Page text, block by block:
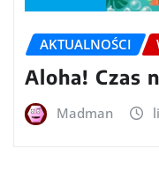
AKTUALNOŚCI
Aloha! Czas
Madman